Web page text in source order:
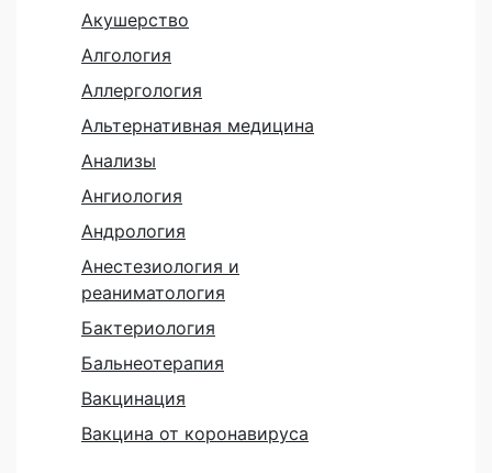
Акушерство
Алгология
Аллергология
Альтернативная медицина
Анализы
Ангиология
Андрология
Анестезиология и
реаниматология
Бактериология
Бальнеотерапия
Вакцинация
Вакцина от коронавируса